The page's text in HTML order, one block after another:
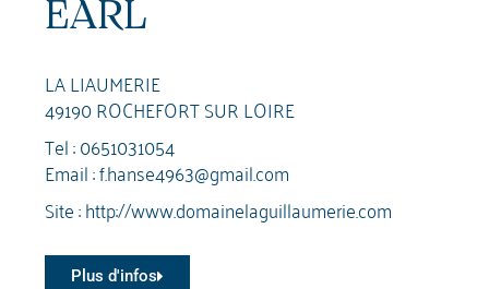
EARL
LA LIAUMERIE
49190 ROCHEFORT SUR LOIRE
Tel :0651031054
Email :f.hanse4963@gmail.com
Site :http://www.domainelaguillaumerie.com
Plus d'infos